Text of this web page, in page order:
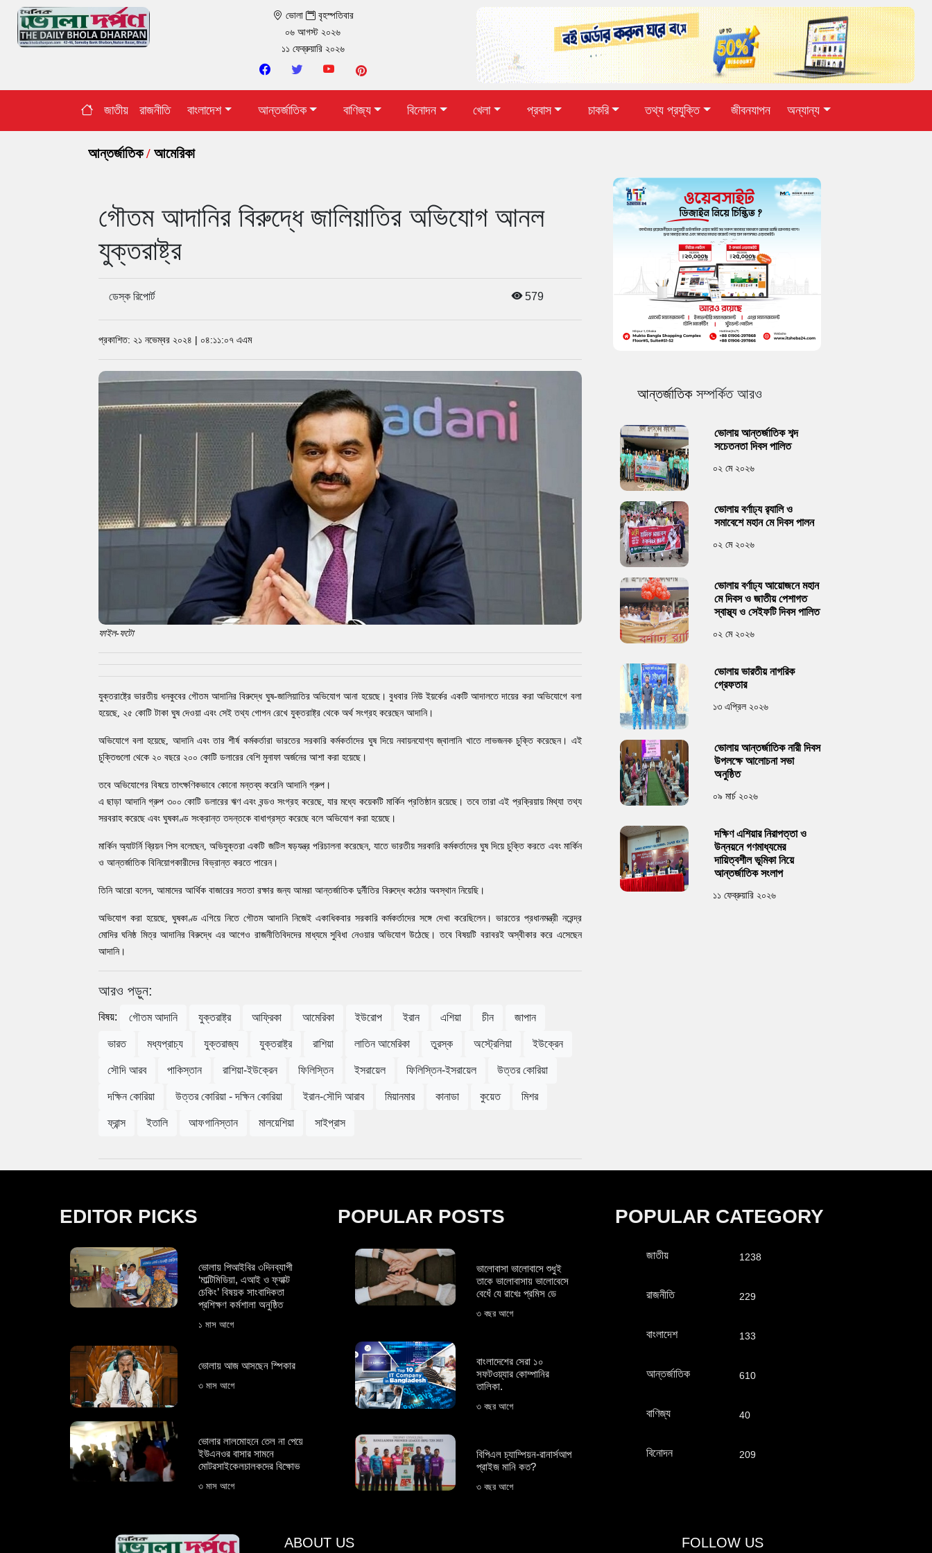
ভোলা
বৃহস্পতিবার
০৬ আগস্ট ২০২৬
১১ ফেব্রুয়ারি ২০২৬
জাতীয় রাজনীতি বাংলাদেশ আন্তর্জাতিক বাণিজ্য বিনোদন খেলা প্রবাস চাকরি তথ্য প্রযুক্তি জীবনযাপন অন্যান্য
আন্তর্জাতিক/ আমেরিকা
গৌতম আদানির বিরুদ্ধে জালিয়াতির অভিযোগ আনল
যুক্তরাষ্ট্র
ডেস্ক রিপোর্ট 579
প্রকাশিত: ২১ নভেম্বর ২০২৪ | ০৪:১১:০৭ এএম
ফাইল-ফটো
যুক্তরাষ্ট্রে ভারতীয় ধনকুবের গৌতম আদানির বিরুদ্ধে ঘুষ-জালিয়াতির অভিযোগ আনা হয়েছে। বুধবার নিউ ইয়র্কের একটি আদালতে দায়ের করা অভিযোগে বলা
হয়েছে, ২৫ কোটি টাকা ঘুষ দেওয়া এবং সেই তথ্য গোপন রেখে যুক্তরাষ্ট্র থেকে অর্থ সংগ্রহ করেছেন আদানি।
অভিযোগে বলা হয়েছে, আদানি এবং তার শীর্ষ কর্মকর্তারা ভারতের সরকারি কর্মকর্তাদের ঘুষ দিয়ে নবায়নযোগ্য জ্বালানি খাতে লাভজনক চুক্তি করেছেন। এই
চুক্তিগুলো থেকে ২০ বছরে ২০০ কোটি ডলারের বেশি মুনাফা অর্জনের আশা করা হয়েছে।
তবে অভিযোগের বিষয়ে তাৎক্ষণিকভাবে কোনো মন্তব্য করেনি আদানি গ্রুপ।
এ ছাড়া আদানি গ্রুপ ৩০০ কোটি ডলারের ঋণ এবং বন্ডও সংগ্রহ করেছে, যার মধ্যে কয়েকটি মার্কিন প্রতিষ্ঠান রয়েছে। তবে তারা এই প্রক্রিয়ায় মিথ্যা তথ্য
সরবরাহ করেছে এবং ঘুষকাণ্ড সংক্রান্ত তদন্তকে বাধাগ্রস্ত করেছে বলে অভিযোগ করা হয়েছে।
মার্কিন অ্যাটর্নি ব্রিয়ন পিস বলেছেন, অভিযুক্তরা একটি জটিল ষড়যন্ত্র পরিচালনা করেছেন, যাতে ভারতীয় সরকারি কর্মকর্তাদের ঘুষ দিয়ে চুক্তি করতে এবং মার্কিন
ও আন্তর্জাতিক বিনিয়োগকারীদের বিভ্রান্ত করতে পারেন।
তিনি আরো বলেন, আমাদের আর্থিক বাজারের সততা রক্ষার জন্য আমরা আন্তর্জাতিক দুর্নীতির বিরুদ্ধে কঠোর অবস্থান নিয়েছি।
অভিযোগ করা হয়েছে, ঘুষকাণ্ড এগিয়ে নিতে গৌতম আদানি নিজেই একাধিকবার সরকারি কর্মকর্তাদের সঙ্গে দেখা করেছিলেন। ভারতের প্রধানমন্ত্রী নরেন্দ্র
মোদির ঘনিষ্ঠ মিত্র আদানির বিরুদ্ধে এর আগেও রাজনীতিবিদদের মাধ্যমে সুবিধা নেওয়ার অভিযোগ উঠেছে। তবে বিষয়টি বরাবরই অস্বীকার করে এসেছেন
আদানি।
আরও পড়ুন:
বিষয়: গৌতম আদানি যুক্তরাষ্ট্র আফ্রিকা আমেরিকা ইউরোপ ইরান এশিয়া চীন জাপান
ভারত মধ্যপ্রাচ্য যুক্তরাজ্য যুক্তরাষ্ট্র রাশিয়া লাতিন আমেরিকা তুরস্ক অস্ট্রেলিয়া ইউক্রেন
সৌদি আরব পাকিস্তান রাশিয়া-ইউক্রেন ফিলিস্তিন ইসরায়েল ফিলিস্তিন-ইসরায়েল উত্তর কোরিয়া
দক্ষিন কোরিয়া উত্তর কোরিয়া - দক্ষিন কোরিয়া ইরান-সৌদি আরাব মিয়ানমার কানাডা কুয়েত মিশর
ফ্রান্স ইতালি আফগানিস্তান মালয়েশিয়া সাইপ্রাস
আন্তর্জাতিকসম্পর্কিত আরও
ভোলায় আন্তর্জাতিক শব্দ
সচেতনতা দিবস পালিত
০২ মে ২০২৬
ভোলায় বর্ণাঢ্য র‍্যালি ও
সমাবেশে মহান মে দিবস পালন
০২ মে ২০২৬
ভোলায় বর্ণাঢ্য আয়োজনে মহান
মে দিবস ও জাতীয় পেশাগত
স্বাস্থ্য ও সেইফটি দিবস পালিত
০২ মে ২০২৬
ভোলায় ভারতীয় নাগরিক
গ্রেফতার
১৩ এপ্রিল ২০২৬
ভোলায় আন্তর্জাতিক নারী দিবস
উপলক্ষে আলোচনা সভা
অনুষ্ঠিত
০৯ মার্চ ২০২৬
দক্ষিণ এশিয়ার নিরাপত্তা ও
উন্নয়নে গণমাধ্যমের
দায়িত্বশীল ভূমিকা নিয়ে
আন্তর্জাতিক সংলাপ
১১ ফেব্রুয়ারি ২০২৬
EDITOR PICKS
ভোলায় পিআইবির ৩দিনব্যাপী
‘মাল্টিমিডিয়া, এআই ও ফ্যাক্ট
চেকিং’ বিষয়ক সাংবাদিকতা
প্রশিক্ষণ কর্মশালা অনুষ্ঠিত
১ মাস আগে
ভোলায় আজ আসছেন স্পিকার
৩ মাস আগে
ভোলার লালমোহনে তেল না পেয়ে
ইউএনওর বাসার সামনে
মোটরসাইকেলচালকদের বিক্ষোভ
৩ মাস আগে
POPULAR POSTS
ভালোবাসা ভালোবাসে শুধুই
তাকে ভালোবাসায় ভালোবেসে
বেধেঁ যে রাখেঃ প্রমিস ডে
৩ বছর আগে
বাংলাদেশের সেরা ১০
সফটওয়্যার কোম্পানির
তালিকা.
৩ বছর আগে
বিপিএল চ্যাম্পিয়ন-রানার্সআপ
প্রাইজ মানি কত?
৩ বছর আগে
POPULAR CATEGORY
জাতীয় 1238
রাজনীতি 229
বাংলাদেশ 133
আন্তর্জাতিক 610
বাণিজ্য 40
বিনোদন 209
ABOUT US FOLLOW US